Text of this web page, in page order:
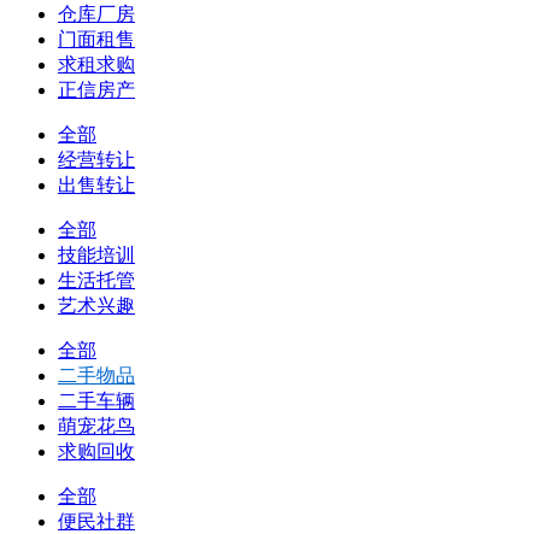
仓库厂房
门面租售
求租求购
正信房产
全部
经营转让
出售转让
全部
技能培训
生活托管
艺术兴趣
全部
二手物品
二手车辆
萌宠花鸟
求购回收
全部
便民社群